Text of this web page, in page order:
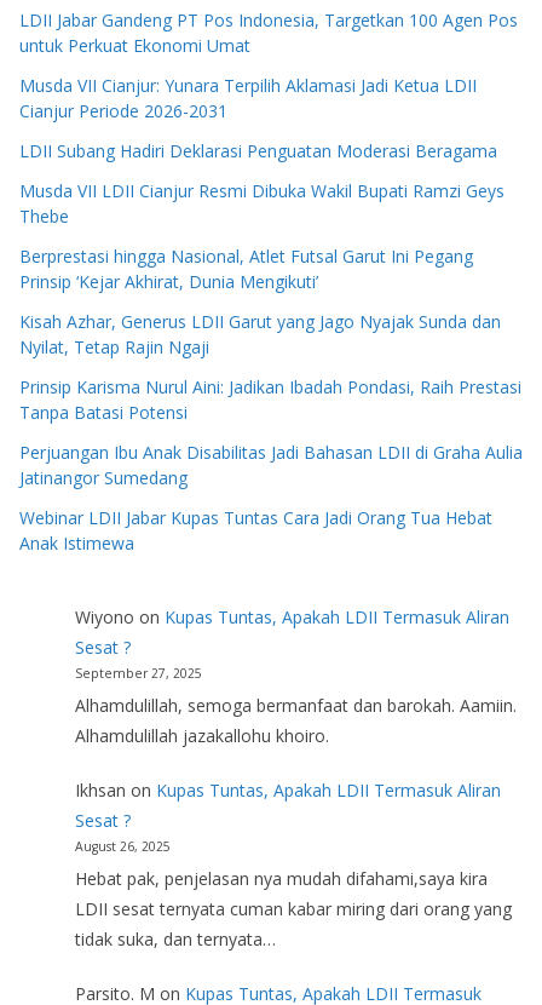
LDII Jabar Gandeng PT Pos Indonesia, Targetkan 100 Agen Pos
untuk Perkuat Ekonomi Umat
Musda VII Cianjur: Yunara Terpilih Aklamasi Jadi Ketua LDII
Cianjur Periode 2026-2031
LDII Subang Hadiri Deklarasi Penguatan Moderasi Beragama
Musda VII LDII Cianjur Resmi Dibuka Wakil Bupati Ramzi Geys
Thebe
Berprestasi hingga Nasional, Atlet Futsal Garut Ini Pegang
Prinsip ‘Kejar Akhirat, Dunia Mengikuti’
Kisah Azhar, Generus LDII Garut yang Jago Nyajak Sunda dan
Nyilat, Tetap Rajin Ngaji
Prinsip Karisma Nurul Aini: Jadikan Ibadah Pondasi, Raih Prestasi
Tanpa Batasi Potensi
Perjuangan Ibu Anak Disabilitas Jadi Bahasan LDII di Graha Aulia
Jatinangor Sumedang
Webinar LDII Jabar Kupas Tuntas Cara Jadi Orang Tua Hebat
Anak Istimewa
Wiyono on Kupas Tuntas, Apakah LDII Termasuk Aliran
Sesat ?
September 27, 2025
Alhamdulillah, semoga bermanfaat dan barokah. Aamiin.
Alhamdulillah jazakallohu khoiro.
Ikhsan on Kupas Tuntas, Apakah LDII Termasuk Aliran
Sesat ?
August 26, 2025
Hebat pak, penjelasan nya mudah difahami,saya kira
LDII sesat ternyata cuman kabar miring dari orang yang
tidak suka, dan ternyata…
Parsito. M on Kupas Tuntas, Apakah LDII Termasuk